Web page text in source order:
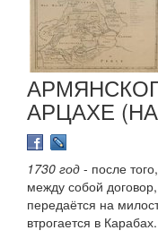
АРЦАХЕ
1730 год - после
между собой
передаётся на
втрогается в Карабах.